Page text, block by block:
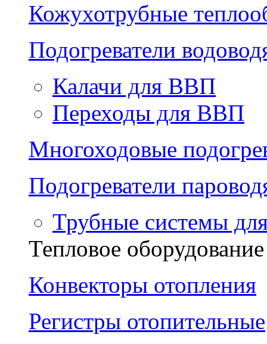
Кожухотрубные
Подогреватели
Калачи для ВВП
Переходы для ВВП
Многоходовые
Подогреватели
Трубные системы
Тепловое оборудование
Конвекторы отопления
Регистры отопительные